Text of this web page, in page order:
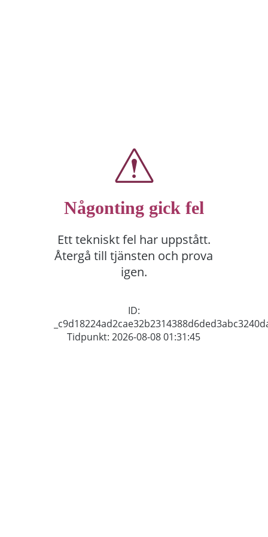
Någonting gick fel
Ett tekniskt fel har uppstått.
Återgå till tjänsten och prova
igen.
ID:
Tidpunkt: 2026-08-08 01:31:45